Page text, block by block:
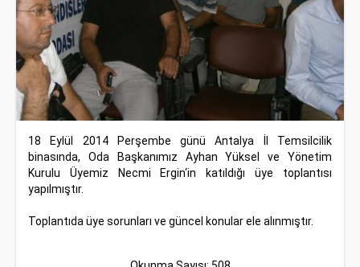
18 Eylül 2014 Perşembe günü Antalya İl Temsilcilik
binasında, Oda Başkanımız Ayhan Yüksel ve Yönetim
Kurulu Üyemiz Necmi Ergin‘in katıldığı üye toplantısı
yapılmıştır.
Toplantıda üye sorunları ve güncel konular ele alınmıştır.